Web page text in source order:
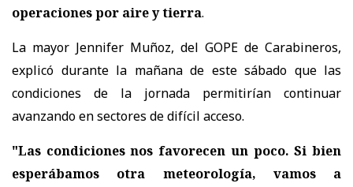
operaciones por aire y tierra.
La mayor Jennifer Muñoz, del GOPE de Carabineros,
explicó durante la mañana de este sábado que las
condiciones de la jornada permitirían continuar
avanzando en sectores de difícil acceso.
"Las condiciones nos favorecen un poco. Si bien
esperábamos otra meteorología, vamos a